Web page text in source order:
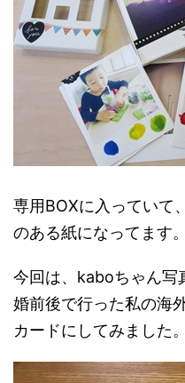
専用BOXに入っていて
のある紙になってます。
今回は、kaboちゃん写
婚前後で行った私の海
カードにしてみました。